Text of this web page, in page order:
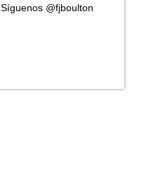
Síguenos @fjboulton